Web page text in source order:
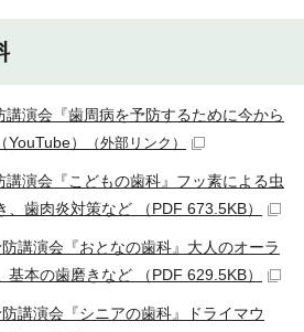
演会『歯周病を予防するために今から
）
（外部リンク）
演会『こどもの歯科』フッ素による虫
歯肉炎対策など （PDF 673.5KB）
講演会『おとなの歯科』大人のオーラ
基本の歯磨きなど （PDF 629.5KB）
講演会『シニアの歯科』ドライマウ